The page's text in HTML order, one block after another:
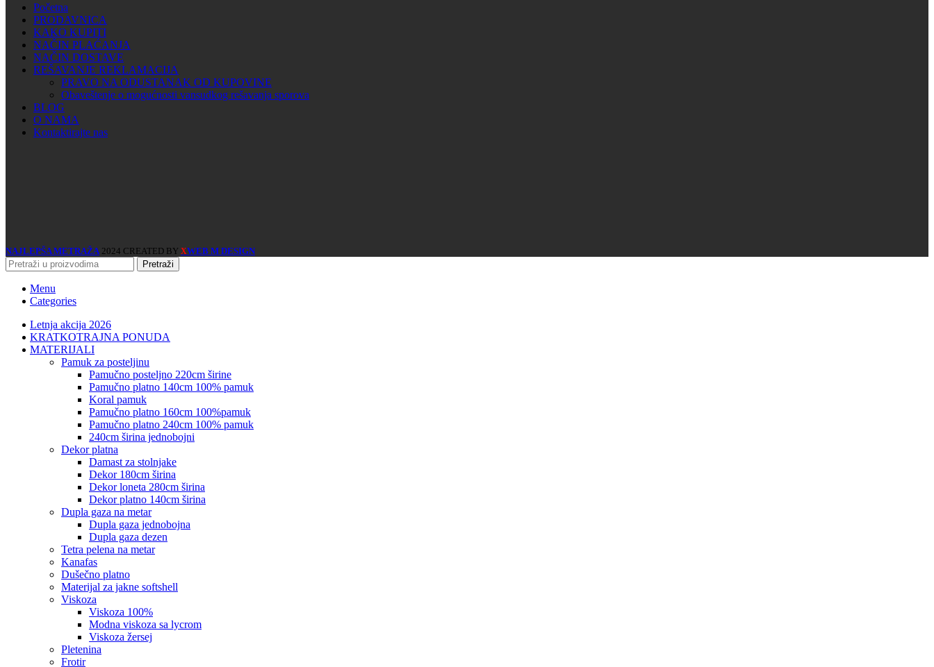
Početna
PRODAVNICA
KAKO KUPITI
NAČIN PLAĆANJA
NAČIN DOSTAVE
REŠAVANJE REKLAMACIJA
PRAVO NA ODUSTANAK OD KUPOVINE
Obaveštenje o mogućnosti vansudkog rešavanja sporova
BLOG
O NAMA
Kontaktirajte nas
NAJLEPŠA METRAŽA 2024 CREATED BY XWEB M DESIGN
Pretraži
Menu
Categories
Letnja akcija 2026
KRATKOTRAJNA PONUDA
MATERIJALI
pamuk za posteljinu
pamučno posteljno 220cm širine
pamučno platno 140cm 100% pamuk
koral pamuk
pamučno platno 160cm 100%pamuk
pamučno platno 240cm 100% pamuk
240cm širina jednobojni
dekor platna
damast za stolnjake
dekor 180cm širina
dekor loneta 280cm širina
dekor platno 140cm širina
dupla gaza na metar
dupla gaza jednobojna
dupla gaza dezen
tetra pelena na metar
kanafas
dušečno platno
materijal za jakne softshell
viskoza
viskoza 100%
modna viskoza sa lycrom
viskoza žersej
pletenina
frotir